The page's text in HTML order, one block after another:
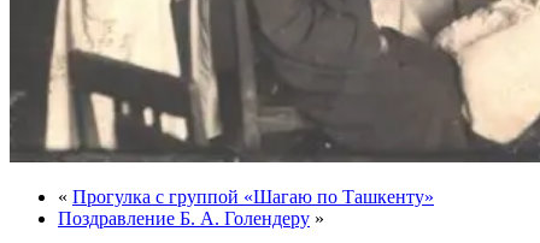
« Прогулка с группой «Шагаю по Ташкенту»
Поздравление Б. А. Голендеру »